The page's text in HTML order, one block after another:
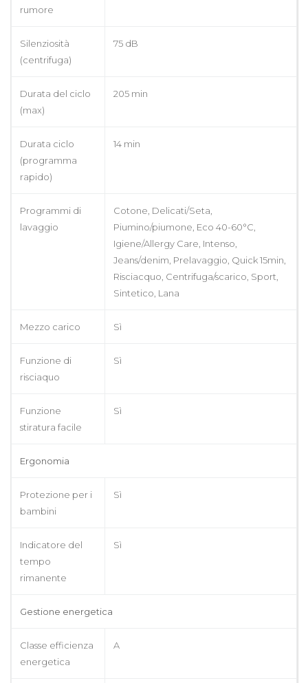
rumore
Silenziosità
(centrifuga)
75 dB
Durata del ciclo
(max)
205 min
Durata ciclo
(programma
rapido)
14 min
Programmi di
lavaggio
Cotone, Delicati/Seta,
Piumino/piumone, Eco 40-60°C,
Igiene/Allergy Care, Intenso,
Jeans/denim, Prelavaggio, Quick 15min,
Risciacquo, Centrifuga/scarico, Sport,
Sintetico, Lana
Mezzo carico Sì
Funzione di
risciaquo
Sì
Funzione
stiratura facile
Sì
Ergonomia
Protezione per i
bambini
Sì
Indicatore del
tempo
rimanente
Sì
Gestione energetica
Classe efficienza
energetica
A